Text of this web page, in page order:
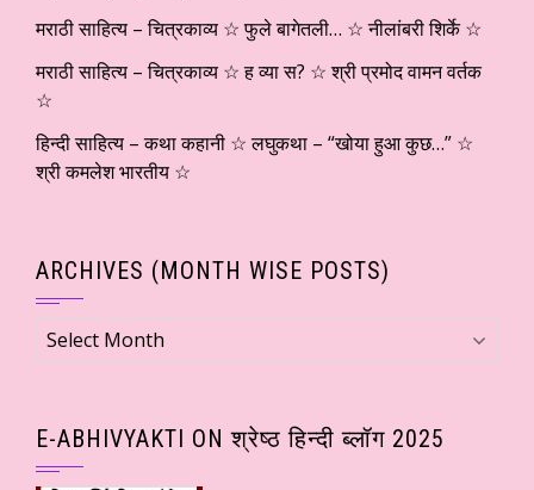
मराठी साहित्य – चित्रकाव्य ☆ फुले बागेतली… ☆ नीलांबरी शिर्के ☆
मराठी साहित्य – चित्रकाव्य ☆ ह व्या स? ☆ श्री प्रमोद वामन वर्तक
☆
हिन्दी साहित्य – कथा कहानी ☆ लघुकथा – “खोया हुआ कुछ…” ☆
श्री कमलेश भारतीय ☆
ARCHIVES (MONTH WISE POSTS)
Archives
(Month
E-ABHIVYAKTI ON श्रेष्ठ हिन्दी ब्लॉग 2025